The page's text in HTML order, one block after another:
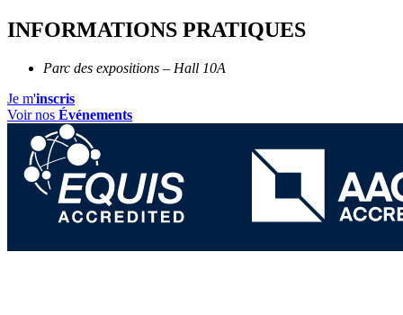
INFORMATIONS PRATIQUES
Parc des expositions – Hall 10A
Je m'inscris
Voir nos Événements